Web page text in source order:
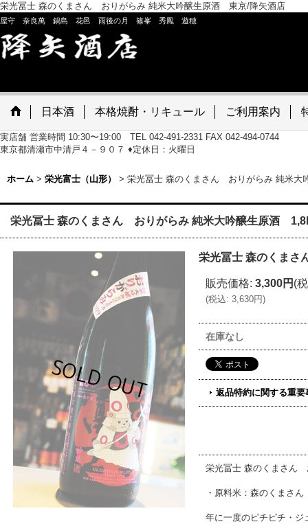
栄光冨士 森のくまさん おりがらみ 純米大吟醸生原酒 東京/降矢酒店
屋守 奈良萬 鍋島 花邑 雨後の月 篠峯 秀鳳 遊穂
日本酒 本格焼酎・リキュール ご利用案内
実店舗 営業時間 10:30〜19:00 TEL 042-491-2331 FAX 042-494-0744
東京都清瀬市中清戸４－９０７ ♦定休日：火曜日
ホーム > 栄光富士（山形） > 栄光冨士 森のくまさん おりがらみ 純米
栄光冨士 森のくまさん おりがらみ 純米大吟醸生原酒
栄光冨士 森のくま
販売価格: 3,300円 (
(税込: 3,630円)
在庫なし
返品特約に関する重要
栄光冨士 森のくまさん
・原料米：森のくまさ
年に一度のピチピチ・ジ